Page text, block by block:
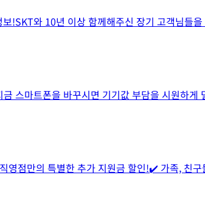
!SKT와 10년 이상 함께해주신 장기 고객님들
스마트폰을 바꾸시면 기기값 부담을 시원하게
영점만의 특별한 추가 지원금 할인!✔️ 가족, 친구